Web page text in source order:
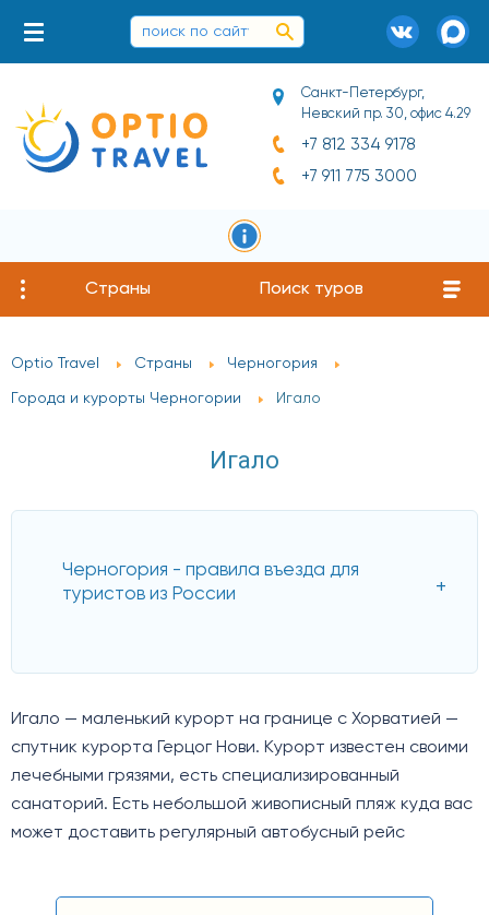
Санкт-Петербург,
Невский пр. 30, офис 4.29
+7 812 334 9178
+7 911 775 3000
Страны Поиск туров
Optio Travel Страны Черногория
Города и курорты Черногории Игало
Игало
Черногория - правила въезда для
туристов из России
Игало — маленький курорт на границе с Хорватией —
спутник курорта Герцог Нови. Курорт известен своими
лечебными грязями, есть специализированный
санаторий. Есть небольшой живописный пляж куда вас
может доставить регулярный автобусный рейс